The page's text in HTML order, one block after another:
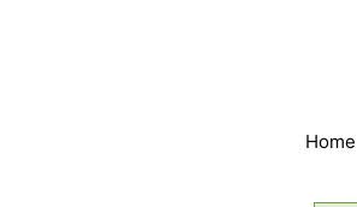
Home